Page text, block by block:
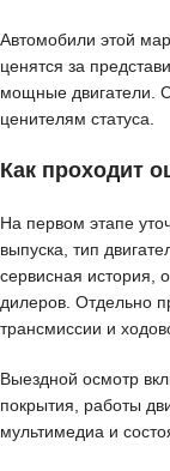
Автомобили этой
ценятся за
мощные двигатели.
ценителям статуса.
Как проходит
На первом этапе
выпуска, тип
сервисная история,
дилеров. Отдельно
трансмиссии и
Выездной осмотр
покрытия, работы
мультимедиа и